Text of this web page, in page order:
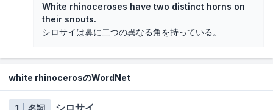
White rhinoceroses have two distinct horns on
their snouts.
シロサイは鼻に二つの異なる角を持っている。
white rhinocerosのWordNet
1 名詞 シロサイ